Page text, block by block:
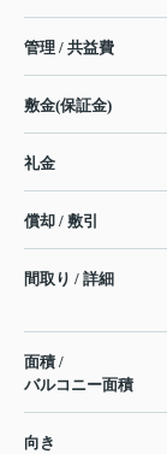
管理 / 共益費
敷金(保証金)
礼金
償却 / 敷引
間取り / 詳細
面積 /
バルコニー面積
向き